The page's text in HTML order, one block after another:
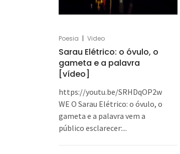
Poesia | Video
Sarau Elétrico: o óvulo, o
gameta e a palavra
[vídeo]
https://youtu.be/SRHDqOP2w
WE O Sarau Elétrico: o óvulo, o
gameta e a palavra vem a
público esclarecer:...